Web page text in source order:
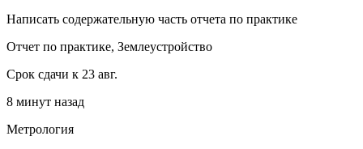
Написать содержательную часть отчета по практике
Отчет по практике, Землеустройство
Срок сдачи к 23 авг.
8 минут назад
Метрология